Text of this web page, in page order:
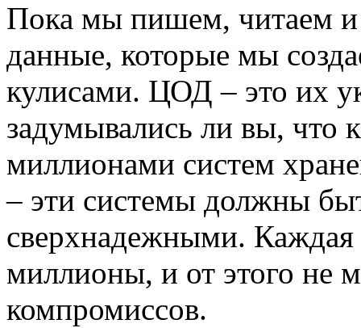
Пока мы пишем, читаем и
данные, которые мы
кулисами. ЦОД – это их
задумывались ли вы, что
миллионами систем
– эти системы должны
сверхнадежными. Каждая
миллионы, и от этого не
компромиссов.